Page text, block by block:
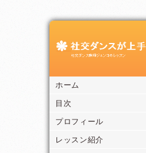
ホーム
目次
プロフィール
レッスン紹介